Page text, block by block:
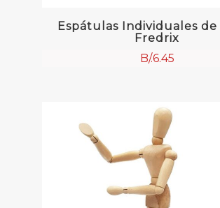
Espátulas Individuales de
Fredrix
B/.6.45